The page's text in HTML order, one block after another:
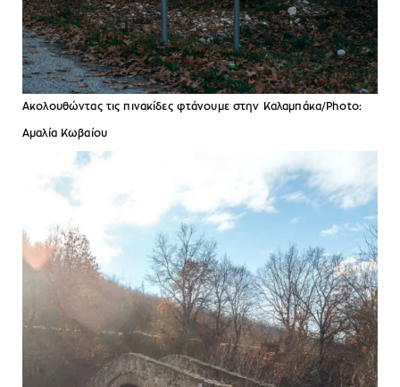
Ακολουθώντας τις πινακίδες φτάνουμε στην Καλαμπάκα/Photo:
Αμαλία Κωβαίου